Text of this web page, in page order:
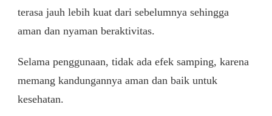
terasa jauh lebih kuat dari sebelumnya sehingga
aman dan nyaman beraktivitas.
Selama penggunaan, tidak ada efek samping, karena
memang kandungannya aman dan baik untuk
kesehatan.